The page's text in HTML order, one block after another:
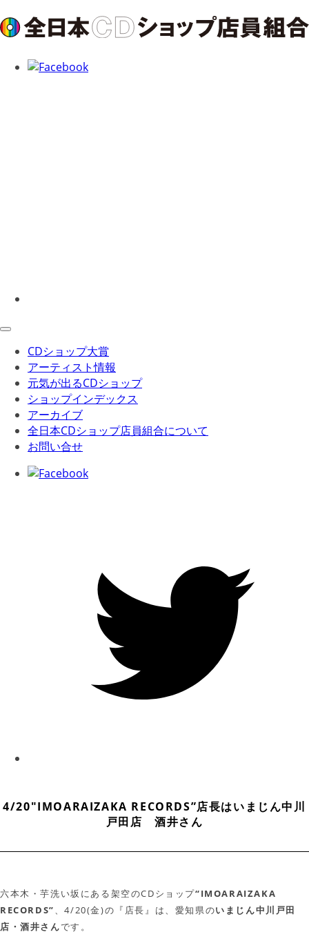
CDショップ大賞
アーティスト情報
元気が出るCDショップ
ショップインデックス
アーカイブ
全日本CDショップ店員組合について
お問い合せ
4/20″IMOARAIZAKA RECORDS”店長はいまじん中川
戸田店 酒井さん
六本木・芋洗い坂にある架空のCDショップ“IMOARAIZAKA
RECORDS”、4/20(金)の『店長』は、愛知県のいまじん中川戸田
店・酒井さんです。